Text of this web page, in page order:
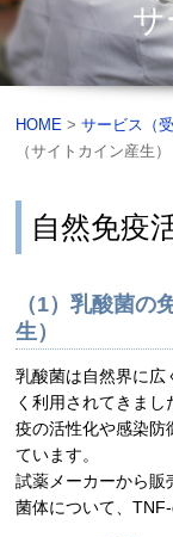
HOME >サービス（
（サイトカイン産生）
自然免疫
（1）乳酸菌の
生）
乳酸菌は自然界に広
く利用されてきま
疫の活性化や感染防
ています。
試薬メーカーから販
菌体について、